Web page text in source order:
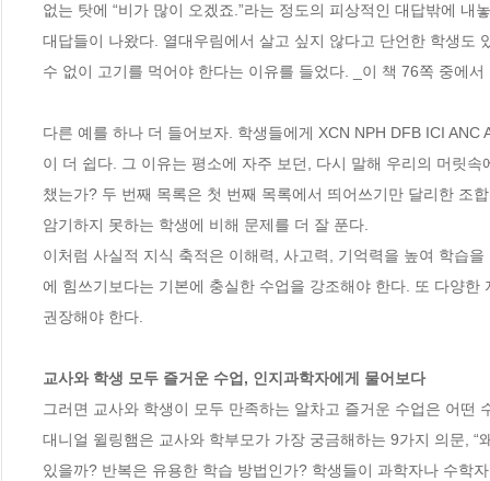
없는 탓에 “비가 많이 오겠죠.”라는 정도의 피상적인 대답밖에
대답들이 나왔다. 열대우림에서 살고 싶지 않다고 단언한 학생도
수 없이 고기를 먹어야 한다는 이유를 들었다. _이 책 76쪽 중에서
다른 예를 하나 더 들어보자. 학생들에게 XCN NPH DFB ICI
이 더 쉽다. 그 이유는 평소에 자주 보던, 다시 말해 우리의 머릿
챘는가? 두 번째 목록은 첫 번째 목록에서 띄어쓰기만 달리한 조
암기하지 못하는 학생에 비해 문제를 더 잘 푼다.
이처럼 사실적 지식 축적은 이해력, 사고력, 기억력을 높여 학습
에 힘쓰기보다는 기본에 충실한 수업을 강조해야 한다. 또 다양
권장해야 한다.
교사와 학생 모두 즐거운 수업, 인지과학자에게 물어보다
그러면 교사와 학생이 모두 만족하는 알차고 즐거운 수업은 어
대니얼 윌링햄은 교사와 학부모가 가장 궁금해하는 9가지 의문,
있을까? 반복은 유용한 학습 방법인가? 학생들이 과학자나 수학